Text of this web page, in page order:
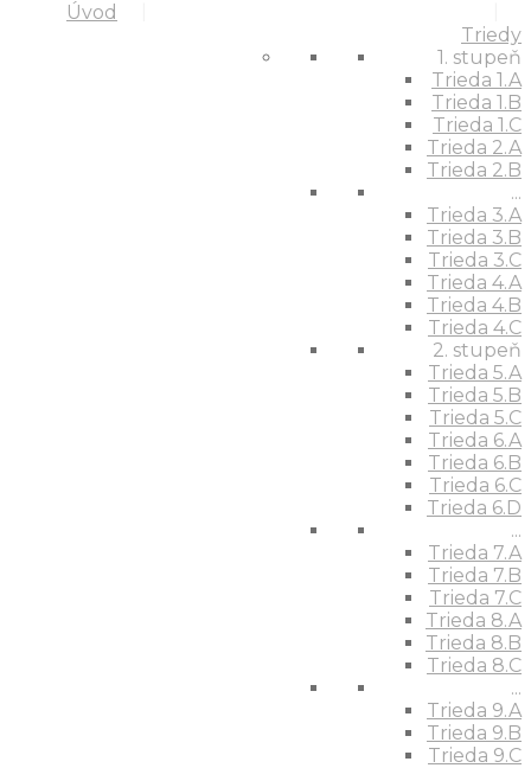
Úvod
Triedy
1. stupeň
Trieda 1.A
Trieda 1.B
Trieda 1.C
Trieda 2.A
Trieda 2.B
...
Trieda 3.A
Trieda 3.B
Trieda 3.C
Trieda 4.A
Trieda 4.B
Trieda 4.C
2. stupeň
Trieda 5.A
Trieda 5.B
Trieda 5.C
Trieda 6.A
Trieda 6.B
Trieda 6.C
Trieda 6.D
...
Trieda 7.A
Trieda 7.B
Trieda 7.C
Trieda 8.A
Trieda 8.B
Trieda 8.C
...
Trieda 9.A
Trieda 9.B
Trieda 9.C